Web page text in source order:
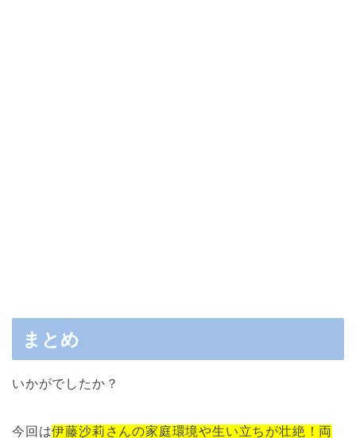
まとめ
いかがでしたか？
今回は伊藤沙莉さんの家庭環境や生い立ちが壮絶！両